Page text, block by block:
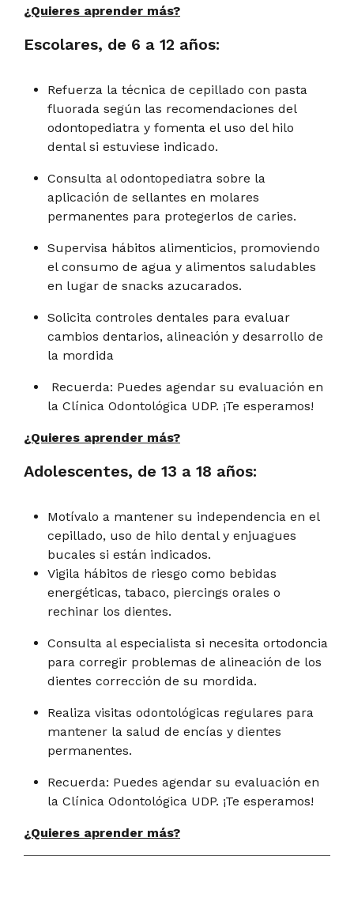
¿Quieres aprender más?
Escolares, de 6 a 12 años:
Refuerza la técnica de cepillado con pasta
fluorada según las recomendaciones del
odontopediatra y fomenta el uso del hilo
dental si estuviese indicado.
Consulta al odontopediatra sobre la
aplicación de sellantes en molares
permanentes para protegerlos de caries.
Supervisa hábitos alimenticios, promoviendo
el consumo de agua y alimentos saludables
en lugar de snacks azucarados.
Solicita controles dentales para evaluar
cambios dentarios, alineación y desarrollo de
la mordida
Recuerda: Puedes agendar su evaluación en
la Clínica Odontológica UDP. ¡Te esperamos!
¿Quieres aprender más?
Adolescentes, de 13 a 18 años:
Motívalo a mantener su independencia en el
cepillado, uso de hilo dental y enjuagues
bucales si están indicados.
Vigila hábitos de riesgo como bebidas
energéticas, tabaco, piercings orales o
rechinar los dientes.
Consulta al especialista si necesita ortodoncia
para corregir problemas de alineación de los
dientes corrección de su mordida.
Realiza visitas odontológicas regulares para
mantener la salud de encías y dientes
permanentes.
Recuerda: Puedes agendar su evaluación en
la Clínica Odontológica UDP. ¡Te esperamos!
¿Quieres aprender más?